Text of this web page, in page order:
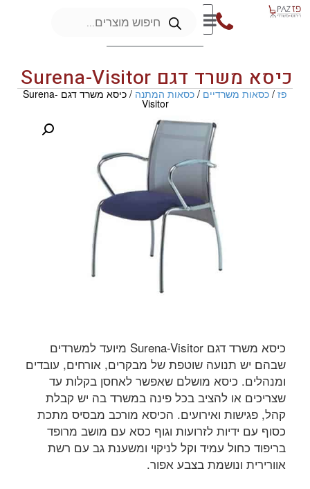
כיסא משרד דגם Surena-Visitor
פז/כסאות משרדיים/כסאות המתנה / כיסא משרד דגם Surena-
Visitor
כיסא משרד דגם Surena-Visitor מיועד למשרדים
שבהם יש תנועה שוטפת של מבקרים, אורחים, עובדים
ומנהלים. כיסא מושלם שאפשר לאחסן בקלות עד
שצריכים או להציב בכל פינה במשרד בה יש קבלת
קהל, פגישות ואירועים. הכיסא מורכב מבסיס מתכת
כסוף עם ידיות לזרועות וגוף כסא עם מושב מרופד
בריפוד כחול עמיד וקל לניקוי ומשענת גב עם רשת
אוורירית ונושמת בצבע אפור.